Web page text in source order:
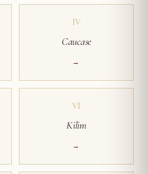
IV
Caucase
→
VI
Kilim
→